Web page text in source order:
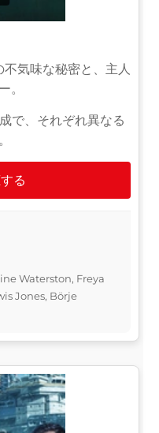
気味な秘密と、主人
。
で、それぞれ異なる
る
Waterston, Freya
Jones, Börje